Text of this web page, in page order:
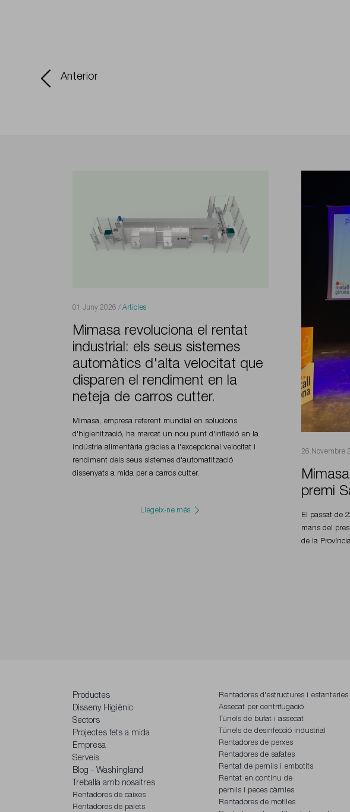
Anterior
01 Juny 2026 / Articles
Mimasa revoluciona el rentat
industrial: els seus sistemes
automàtics d'alta velocitat que
disparen el rendiment en la
neteja de carros cutter.
Mimasa, empresa referent mundial en solucions
d'higienització, ha marcat un nou punt d'inflexió en la
indústria alimentària gràcies a l'excepcional velocitat i
rendiment dels seus sistemes d'automatització
dissenyats a mida per a carros cutter.
Llegeix-ne més
26 Novembre
premi
El passat de
mans del
de la
Productes
Disseny Higiènic
Sectors
Projectes fets a mida
Empresa
Serveis
Blog - Washingland
Treballa amb nosaltres
Rentadores de caixes
Rentadores de palets
Rentadores d'estructures i estanteries
Assecat per centrifugació
Túnels de bufat i assecat
Túnels de desinfecció industrial
Rentadores de perxes
Rentadores de safates
Rentat de pernils i embotits
Rentat en continu de
pernils i peces càrnies
Rentadores de motlles